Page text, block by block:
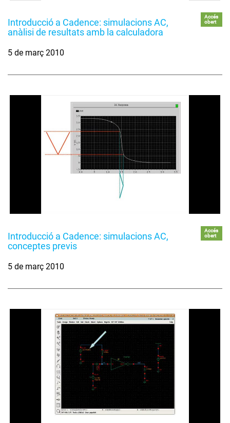
Introducció a Cadence: simulacions AC,
anàlisi de resultats amb la calculadora
Accés
obert
5 de març 2010
Introducció a Cadence: simulacions AC,
conceptes previs
Accés
obert
5 de març 2010